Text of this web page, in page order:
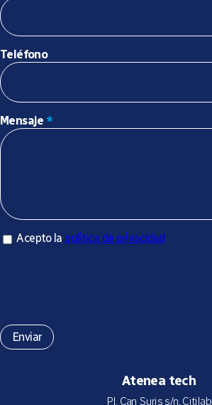
Atenea tech
Pl. Can Suris s/n, Citilab
Teléfono
Mensaje *
Acepto la política de privacidad
Acepto la política de privacidad